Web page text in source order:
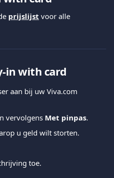
prijslijst voor alle
in with card
aan bij uw Viva.com
vervolgens Met pinpas.
u geld wilt storten.
toe.